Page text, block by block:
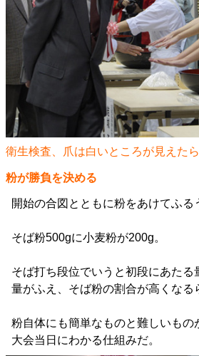
衛生検査、爪は白いところが見えた
粉が勝負を決める
開始の合図とともに粉をあけてふる
そば粉500gに小麦粉が200g。
そば打ち段位でいうと初段にあたる
量がふえ、そば粉の割合が高くなる
粉自体にも簡単なものと難しいもの
大会当日にわかる仕組みだ。